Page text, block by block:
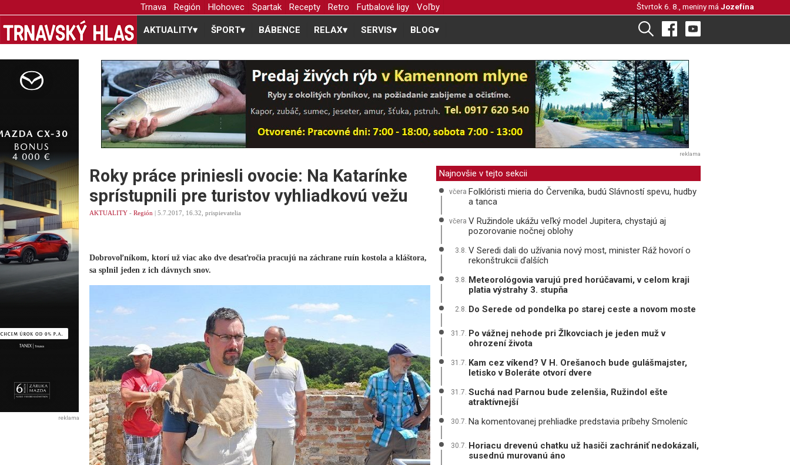
Trnava Región Hlohovec Spartak Recepty Retro Futbalové ligy Voľby Štvrtok 6. 8., meniny má Jozefína
AKTUALITY▾ ŠPORT▾ BÁBENCE RELAX▾ SERVIS▾ BLOG▾
reklama
Roky práce priniesli ovocie: Na Katarínke
sprístupnili pre turistov vyhliadkovú vežu
AKTUALITY - Región | 5.7.2017, 16.32, prispievatelia
Dobrovoľníkom, ktorí už viac ako dve desaťročia pracujú na záchrane ruín kostola a kláštora,
sa splnil jeden z ich dávnych snov.
Najnovšie v tejto sekcii
včera Folklóristi mieria do Červeníka, budú Slávností spevu, hudby
a tanca
včera V Ružindole ukážu veľký model Jupitera, chystajú aj
pozorovanie nočnej oblohy
3.8. V Seredi dali do užívania nový most, minister Ráž hovorí o
rekonštrukcii ďalších
3.8. Meteorológovia varujú pred horúčavami, v celom kraji
platia výstrahy 3. stupňa
2.8. Do Serede od pondelka po starej ceste a novom moste
31.7. Po vážnej nehode pri Žlkovciach je jeden muž v
ohrození života
31.7. Kam cez víkend? V H. Orešanoch bude gulášmajster,
letisko v Boleráte otvorí dvere
31.7. Suchá nad Parnou bude zelenšia, Ružindol ešte
atraktívnejší
30.7. Na komentovanej prehliadke predstavia príbehy Smoleníc
30.7. Horiacu drevenú chatku už hasiči zachrániť nedokázali,
susednú murovanú áno
reklama